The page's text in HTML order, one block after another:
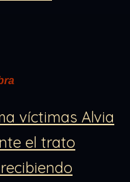
víctimas Alvia
el trato